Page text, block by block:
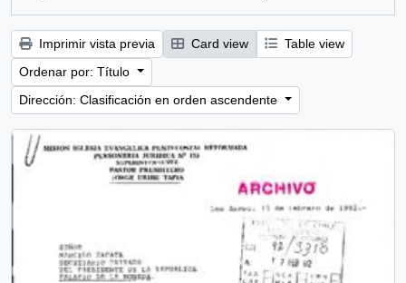
Imprimir vista previa Card view
Table view
Ordenar por: Título
Dirección: Clasificación en orden ascendente